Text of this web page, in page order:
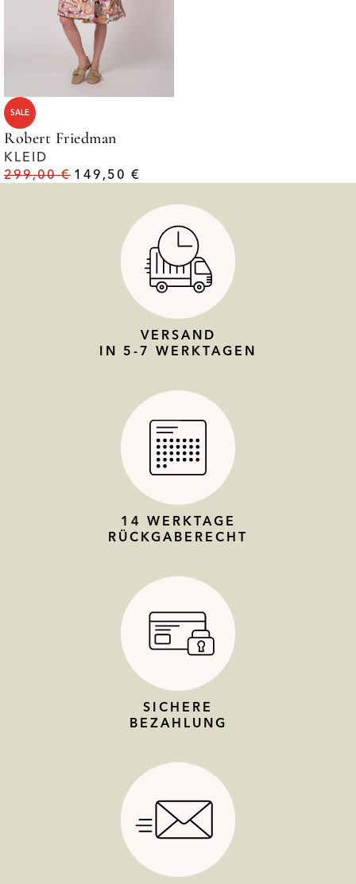
SALE
Robert Friedman
KLEID
299,00€ 149,50€
VERSAND
IN 5-7 WERKTAGEN
14 WERKTAGE
RÜCKGABERECHT
SICHERE
BEZAHLUNG